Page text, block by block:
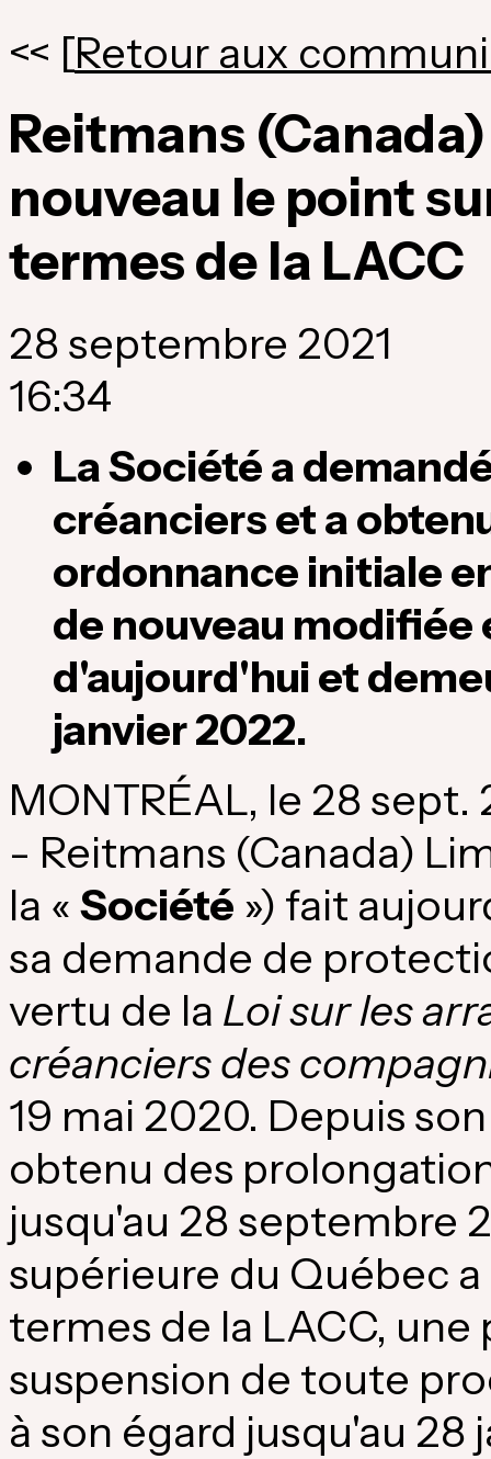
<< [Retour aux
Reitmans
nouveau le point
termes de la LACC
28 septembre 2021
16:34
La Société a
créanciers et a
ordonnance initiale
de nouveau modifiée
d'aujourd'hui et
janvier 2022.
MONTRÉAL, le 28 sept.
- Reitmans (Canada)
la « Société ») fait
sa demande de
vertu de la Loi sur les
créanciers des
19 mai 2020. Depuis
obtenu des
jusqu'au 28 septembre
supérieure du Québec
termes de la LACC,
suspension de toute
à son égard jusqu'au 28